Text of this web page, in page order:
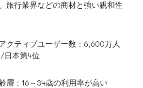
旅行業界などの商材と強い親和性
ティブユーザー数 ：6,600万人
/日本第4位
層 ：16～34歳の利用率が高い